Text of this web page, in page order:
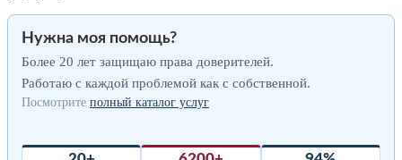
Нужна моя помощь?
Более 20 лет защищаю права доверителей.
Работаю с каждой проблемой как с собственной.
Посмотрите полный каталог услуг